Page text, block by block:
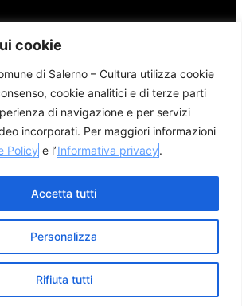
cookie
di Salerno – Cultura utilizza cookie
cookie analitici e di terze parti
di navigazione e per servizi
incorporati. Per maggiori informazioni
Policy e l’Informativa privacy.
Personalizza
Rifiuta tutti
Accetta tutti
di Salerno – Tutti i diritti riservati
Privacy PolicyCookie Policy